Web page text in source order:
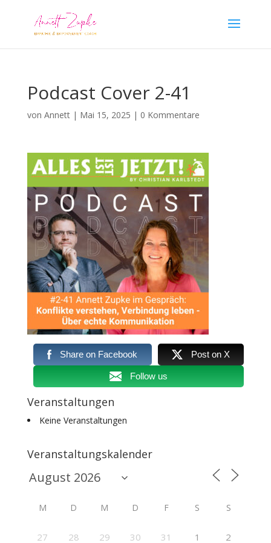
Podcast Cover 2-41
von Annett| Mai 15, 2025 | 0 Kommentare
Share on Facebook Post on X
Follow us
Veranstaltungen
Keine Veranstaltungen
Veranstaltungskalender
M D M D F S S
27 28 29 30 31 1 2